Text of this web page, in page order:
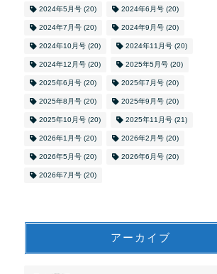
2024年5月号(20) 2024年6月号(20)
2024年7月号(20) 2024年9月号(20)
2024年10月号(20) 2024年11月号(20)
2024年12月号(20) 2025年5月号(20)
2025年6月号(20) 2025年7月号(20)
2025年8月号(20) 2025年9月号(20)
2025年10月号(20) 2025年11月号(21)
2026年1月号(20) 2026年2月号(20)
2026年5月号(20) 2026年6月号(20)
2026年7月号(20)
アーカイブ